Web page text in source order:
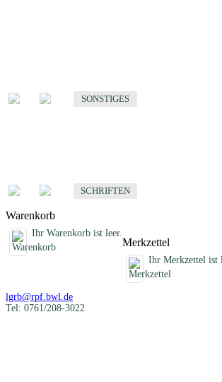
SONSTIGES
SCHRIFTEN
Warenkorb
Ihr Warenkorb ist leer.
Merkzettel
Ihr Merkzettel ist
lgrb@rpf.bwl.de
Tel: 0761/208-3022